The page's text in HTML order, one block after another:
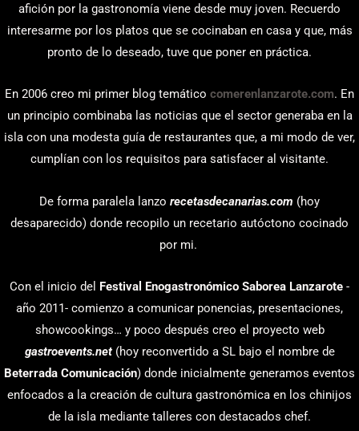
afición por la gastronomía viene desde muy joven. Recuerdo
interesarme por los platos que se cocinaban en casa y que, más
pronto de lo deseado, tuve que poner en práctica.
En 2006 creo mi primer blog temático comerenlanzarote.com. En
un principio combinaba las noticias que el sector generaba en la
isla con una modesta guía de restaurantes que, a mi modo de ver,
cumplían con los requisitos para satisfacer al visitante.
De forma paralela lanzo recetasdecanarias.com (hoy
desaparecido) donde recopilo un recetario autóctono cocinado
por mi.
Con el inicio del Festival Enogastronómico Saborea Lanzarote -
año 2011- comienzo a comunicar ponencias, presentaciones,
showcookings… y poco después creo el proyecto web
gastroevents.net(hoy reconvertido a SL bajo el nombre de
Beterrada Comunicación) donde inicialmente generamos eventos
enfocados a la creación de cultura gastronómica en los chinijos
de la isla mediante talleres con destacados chef.